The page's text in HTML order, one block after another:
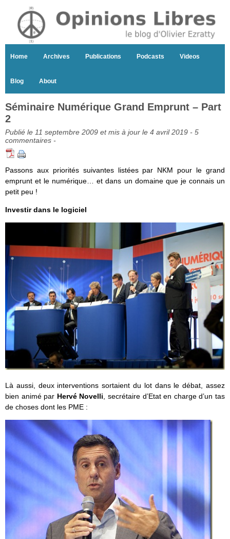
Home Archives Publications Podcasts Videos
Blog About
Séminaire Numérique Grand Emprunt – Part
2
Publié le 11 septembre 2009 et mis à jour le 4 avril 2019 - 5
commentaires -
Passons aux priorités suivantes listées par NKM pour le grand
emprunt et le numérique… et dans un domaine que je connais un
petit peu !
Investir dans le logiciel
Là aussi, deux interventions sortaient du lot dans le débat, assez
bien animé par Hervé Novelli, secrétaire d’Etat en charge d’un tas
de choses dont les PME :